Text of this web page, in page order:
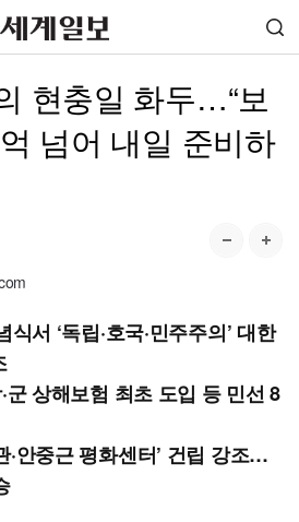
현충일 화두…“보
넘어 내일 준비하
서 ‘독립·호국·민주주의’ 대한
군 상해보험 최초 도입 등 민선 8
·안중근 평화센터’ 건립 강조…